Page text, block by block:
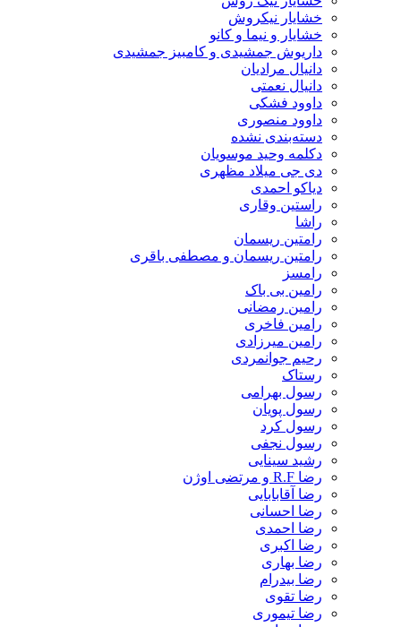
خشایار نیکروش
خشایار و نیما و کانو
داریوش جمشیدی و کامبیز جمشیدی
دانیال مرادیان
دانیال نعمتی
داوود فشکی
داوود منصوری
دسته‌بندی نشده
دکلمه وحید موسویان
دی جی میلاد مظهری
دیاکو احمدی
راستین وقاری
راشا
رامتین ریسمان
رامتین ریسمان و مصطفی باقری
رامسز
رامین بی باک
رامین رمضانی
رامین فاخری
رامین میرزادی
رحیم جوانمردی
رستاک
رسول بهرامی
رسول پویان
رسول کرد
رسول نجفی
رشید سینایی
رضا R.F و مرتضی اوژن
رضا آقابابایی
رضا احسانی
رضا احمدی
رضا اکبری
رضا بهاری
رضا بیدرام
رضا تقوی
رضا تیموری